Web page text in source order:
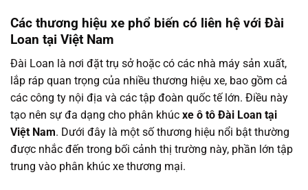
Các thương hiệu xe phổ biến có liên hệ với Đài
Loan tại Việt Nam
Đài Loan là nơi đặt trụ sở hoặc có các nhà máy sản xuất,
lắp ráp quan trọng của nhiều thương hiệu xe, bao gồm cả
các công ty nội địa và các tập đoàn quốc tế lớn. Điều này
tạo nên sự đa dạng cho phân khúc xe ô tô Đài Loan tại
Việt Nam. Dưới đây là một số thương hiệu nổi bật thường
được nhắc đến trong bối cảnh thị trường này, phần lớn tập
trung vào phân khúc xe thương mại.